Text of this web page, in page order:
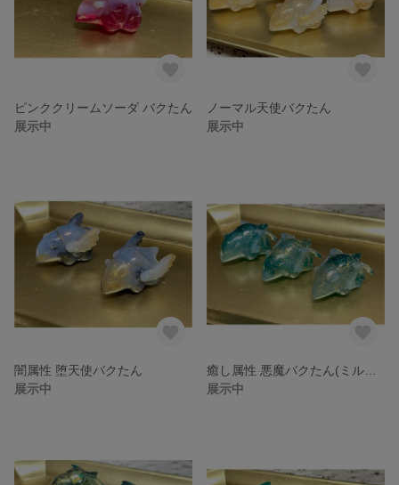
ピンククリームソーダ バクたん
展示中
ノーマル天使バクたん
展示中
闇属性 堕天使バクたん
展示中
展示中